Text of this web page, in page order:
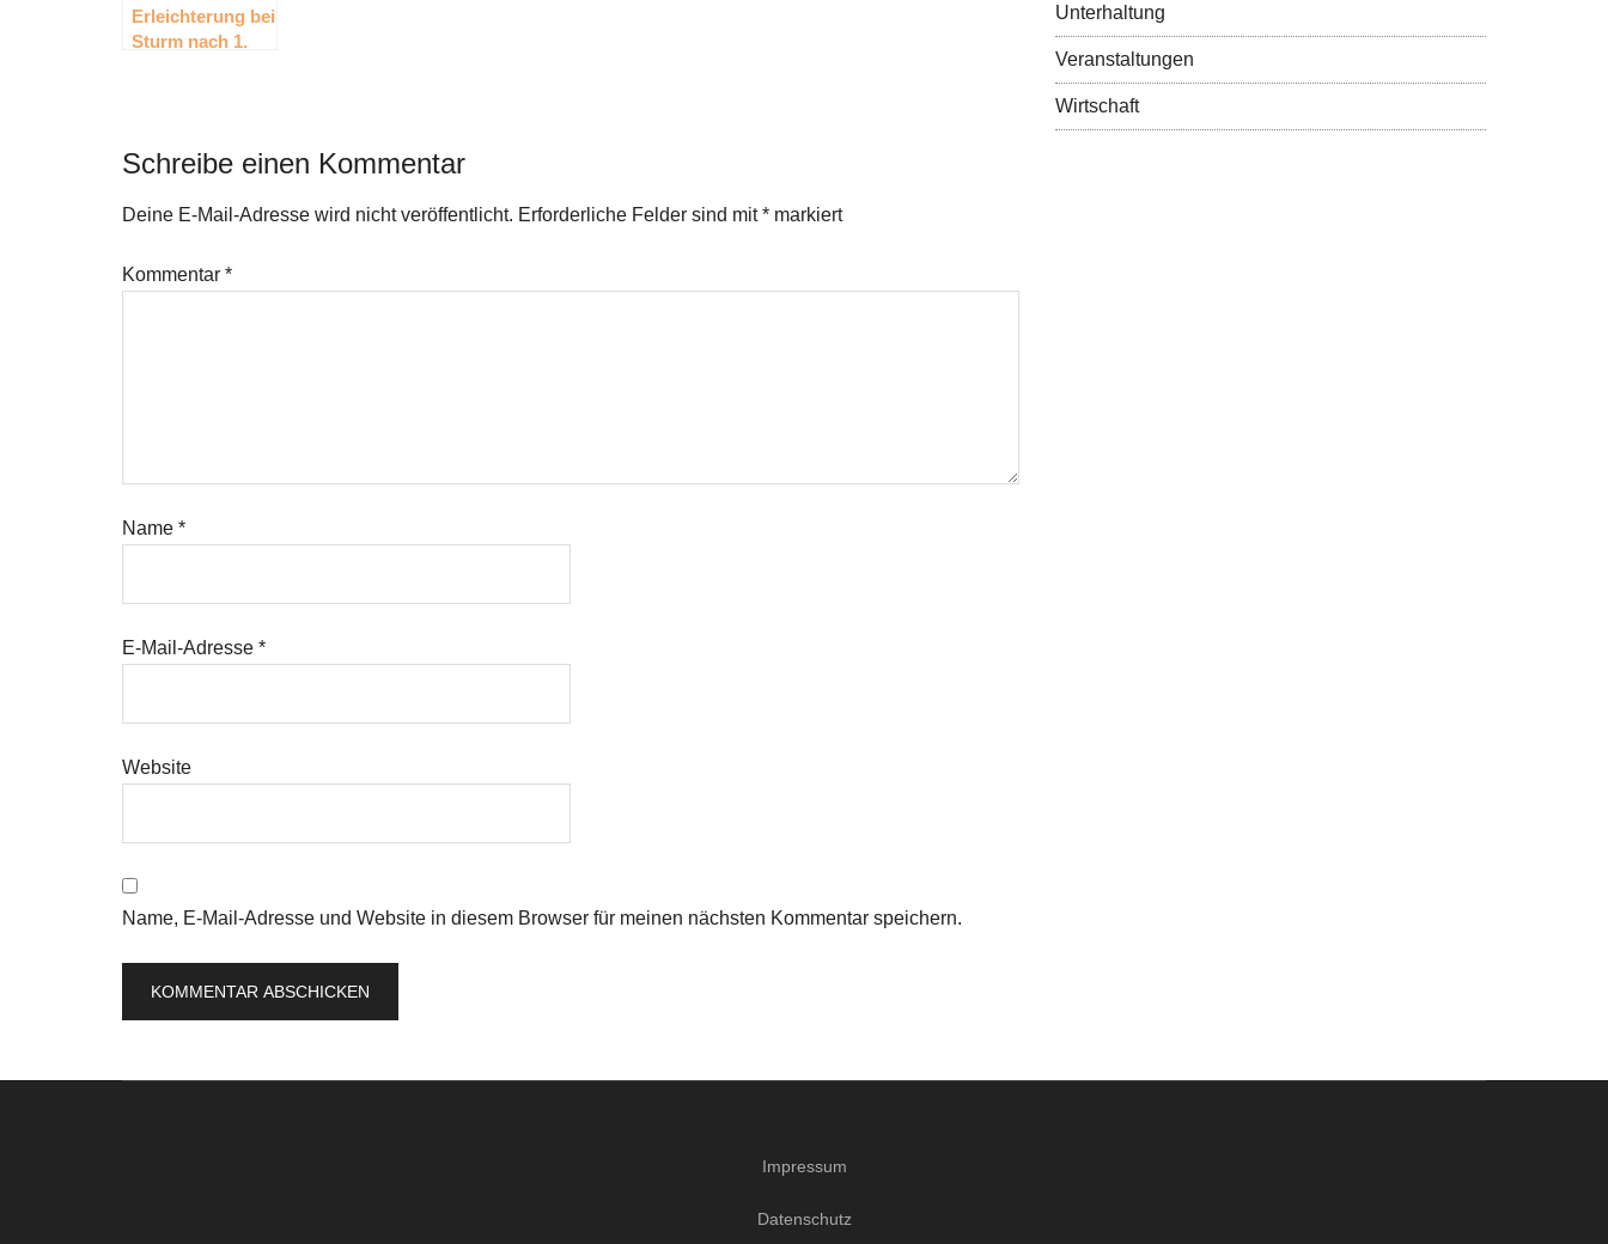
Erleichterung bei
Sturm nach 1.
Schreibe einen Kommentar
Deine E-Mail-Adresse wird nicht veröffentlicht. Erforderliche Felder sind mit* markiert
Kommentar *
Name *
E-Mail-Adresse *
Website
Name, E-Mail-Adresse und Website in diesem Browser für meinen nächsten Kommentar speichern.
Unterhaltung
Veranstaltungen
Wirtschaft
Impressum
Datenschutz